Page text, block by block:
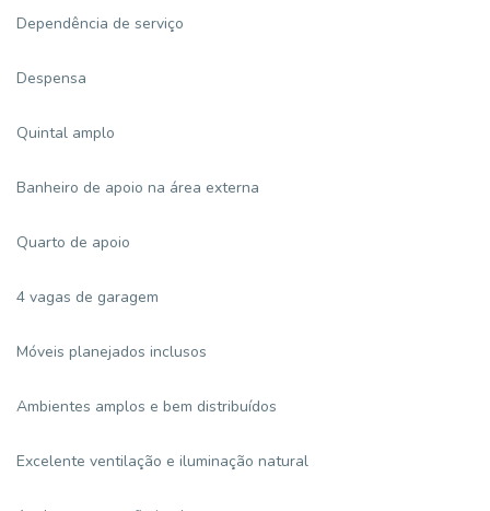
Dependência de serviço
Despensa
Quintal amplo
Banheiro de apoio na área externa
Quarto de apoio
4 vagas de garagem
Móveis planejados inclusos
Ambientes amplos e bem distribuídos
Excelente ventilação e iluminação natural